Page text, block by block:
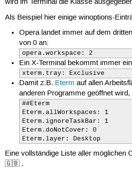
wird im Terminal die Klasse
Als Beispiel hier einige winoptions-
Opera landet immer auf dem
von 0 an:
opera.workspace: 2
Ein X-Terminal bekommt immer
xterm.tray: Exclusive
Damit z.B. Eterm auf allen
anderen Programme geöffnet
##Eterm
Eterm.allWorkspaces: 1
Eterm.ignoreTaskBar: 1
Eterm.doNotCover: 0
Eterm.layer: Desktop
Eine vollständige Liste aller möglichen
🇬🇧 .